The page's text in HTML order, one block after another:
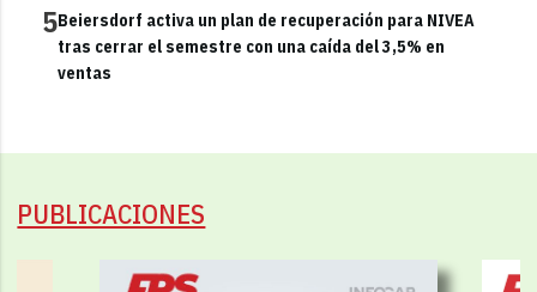
5Beiersdorf activa un plan de recuperación para NIVEA
tras cerrar el semestre con una caída del 3,5% en
ventas
PUBLICACIONES